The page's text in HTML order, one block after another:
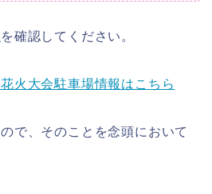
を確認してください。
火大会駐車場情報はこちら
で、そのことを念頭において